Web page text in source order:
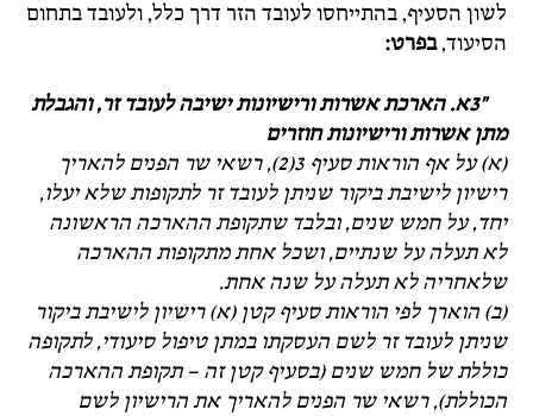
לשון הסעיף, בהתייחסו לעובד הזר דרך כלל, ולעובד בתחום
הסיעוד,בפרט:
"3א. הארכת אשרות ורישיונות ישיבה לעובד זר, והגבלת
מתן אשרות ורישיונות חוזרים
(א) על אף הוראות סעיף 3(2), רשאי שר הפנים להאריך
רישיון לישיבת ביקור שניתן לעובד זר לתקופות שלא יעלו,
יחד, על חמש שנים, ובלבד שתקופת ההארכה הראשונה
לא תעלה על שנתיים, ושכל אחת מתקופות ההארכה
שלאחריה לא תעלה על שנה אחת.
(ב) הוארך לפי הוראות סעיף קטן (א) רישיון לישיבת ביקור
שניתן לעובד זר לשם העסקתו במתן טיפול סיעודי, לתקופה
כוללת של חמש שנים (בסעיף קטן זה – תקופת ההארכה
הכוללת), רשאי שר הפנים להאריך את הרישיון לשם